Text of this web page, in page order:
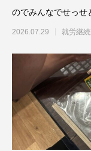
のでみんなでせっせ
が変わ
2026.07.29 就労